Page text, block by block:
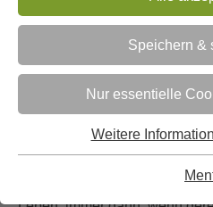
Speichern &
Nur essentielle
Weitere
Die Theatergruppe
7. Juli 2026 um 18.30
einem Abend an.
Dieses Jahr müssen sich die
übersinnlichen Phänomenen
kuscheliges) Monster in der